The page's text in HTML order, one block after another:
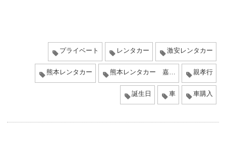
プライベート レンタカー 激安レンタカー
熊本レンタカー 熊本レンタカー 嘉島店 親孝行
誕生日 車 車購入